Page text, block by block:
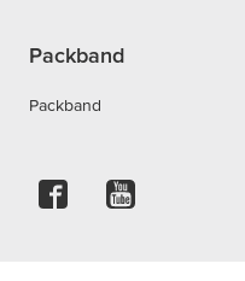
Packband
Packband